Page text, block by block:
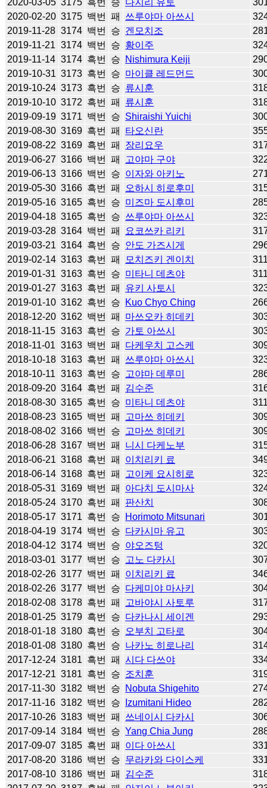
2020-02-20 3175 백번 패 쓰루야마 아쓰시
2019-11-28 3174 백번 승 겐모치조
2019-11-21 3174 백번 승 황이주
2019-11-14 3174 흑번 승 Nishimura Keiji
2019-10-31 3173 흑번 승 마이클 레드먼드
2019-10-24 3173 흑번 승 류시훈
2019-10-10 3172 흑번 패 류시훈
2019-09-19 3171 백번 승 Shiraishi Yuichi
2019-08-30 3169 흑번 패 타오신란
2019-08-22 3169 흑번 패 장리요우
2019-06-27 3166 백번 패 고야마 구야
2019-06-13 3166 백번 승 이자와 아키노
2019-05-30 3166 흑번 패 오하시 히로후미
2019-05-16 3165 흑번 승 미즈마 도시후미
2019-04-18 3165 흑번 승 쓰루야마 아쓰시
2019-03-28 3164 백번 패 요코쓰카 리키
2019-03-21 3164 흑번 승 안도 가즈시게
2019-02-14 3163 흑번 패 모치즈키 겐이치
2019-01-31 3163 흑번 승 미타니 데츠야
2019-01-27 3163 흑번 패 유키 사토시
2019-01-10 3162 흑번 승 Kuo Chyo Ching
2018-12-20 3162 백번 패 마쓰오카 히데키
2018-11-15 3163 흑번 승 가토 아쓰시
2018-11-01 3163 백번 패 다케우치 고스케
2018-10-18 3163 흑번 패 쓰루야마 아쓰시
2018-10-11 3163 흑번 승 고야마 데루미
2018-09-20 3164 흑번 패 김수준
2018-08-30 3165 흑번 승 미타니 데츠야
2018-08-23 3165 백번 패 고마쓰 히데키
2018-08-02 3166 백번 승 고마쓰 히데키
2018-06-28 3167 백번 패 니시 다케노부
2018-06-21 3168 흑번 패 이치리키 료
2018-06-14 3168 흑번 패 고이케 요시히로
2018-05-31 3169 백번 패 아다치 도시마사
2018-05-24 3170 흑번 패 판산치
2018-05-17 3171 흑번 승 Horimoto Mitsunari
2018-04-19 3174 백번 승 다카시마 유고
2018-04-12 3174 백번 승 야오즈텅
2018-03-01 3177 백번 승 고노 다카시
2018-02-26 3177 백번 패 이치리키 료
2018-02-26 3177 백번 승 다케미야 마사키
2018-02-08 3178 흑번 패 고바야시 사토루
2018-01-25 3179 흑번 승 다카나시 세이겐
2018-01-18 3180 흑번 승 오부치 고타로
2018-01-08 3180 흑번 승 나카노 히로나리
2017-12-24 3181 흑번 패 시다 다쓰야
2017-12-21 3181 흑번 승 조치훈
2017-11-30 3182 백번 승 Nobuta Shigehito
2017-11-16 3182 백번 승 Izumitani Hideo
2017-10-26 3183 백번 패 쓰네이시 다카시
2017-09-14 3184 백번 승 Yang Chia Jung
2017-09-07 3185 흑번 패 이다 아쓰시
2017-08-20 3186 백번 승 무라카와 다이스케
2017-08-10 3186 백번 패 김수준